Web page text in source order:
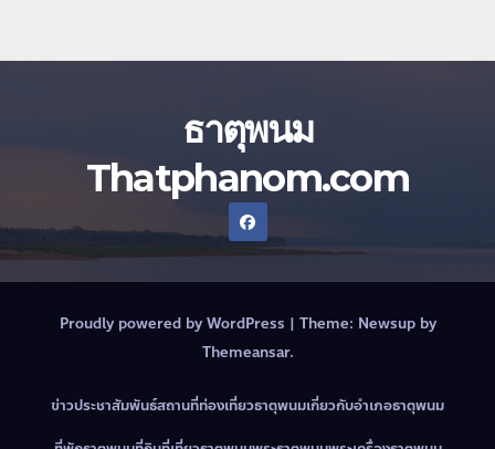
ธาตุพนม
Thatphanom.com
Proudly powered by WordPress | Theme: Newsupby
Themeansar.
ข่าวประชาสัมพันธ์สถานที่ท่องเที่ยวธาตุพนมเกี่ยวกับอำเภอธาตุพนม